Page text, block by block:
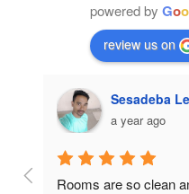
powered by Goo
review us on
Sesadeba
a year ago
Rooms are so clean